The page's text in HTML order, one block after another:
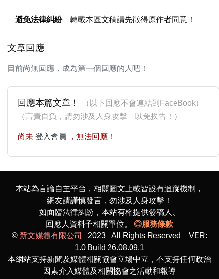
避免法律糾紛，轉載本區文稿請先徵得原作者同意！
文章回應
目前尚無回應，成為第一個回應的人吧！
回應本篇文章！
（以下回應不會連結到FaceBook）
（言責自負，請勿涉及人身攻擊，以免挨告！）
尚未 登入會員 ，無法回應！
本站為言論自主平台，相關圖文上載皆設有追蹤機制，
網友請謹慎發言，勿涉及人身攻擊！
如面臨法律糾紛，本站有權提供發稿人、
回應人資料予相關單位。 ◎服務條款
© 新文媒體有限公司
2023 All Rights Reserved VER:
1.0 Build 26.08.09.1
本網站支持新聞及媒體相關協會立場中立，不支持任何政治
因素介入媒體及相關協會之活動和報導